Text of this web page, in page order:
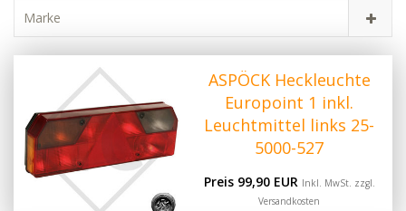
Marke
ASPÖCK Heckleuchte
Europoint 1 inkl.
Leuchtmittel links 25-
5000-527
Preis 99,90 EUR Inkl. MwSt. zzgl.
Versandkosten